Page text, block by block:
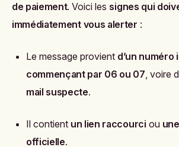
de paiement. Voici les signes qui
immédiatement vous alerter :
Le message provient d’un numéro
commençant par 06 ou 07, voire
mail suspecte.
Il contient un lien raccourci ou
officielle.